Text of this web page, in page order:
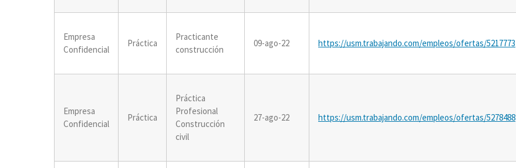
Empresa
Confidencial
Práctica
Practicante
construcción
09-ago-22 https://usm.trabajando.com/empleos/ofertas/5217773
Empresa
Confidencial
Práctica
Práctica
Profesional
Construcción
civil
27-ago-22 https://usm.trabajando.com/empleos/ofertas/5278488